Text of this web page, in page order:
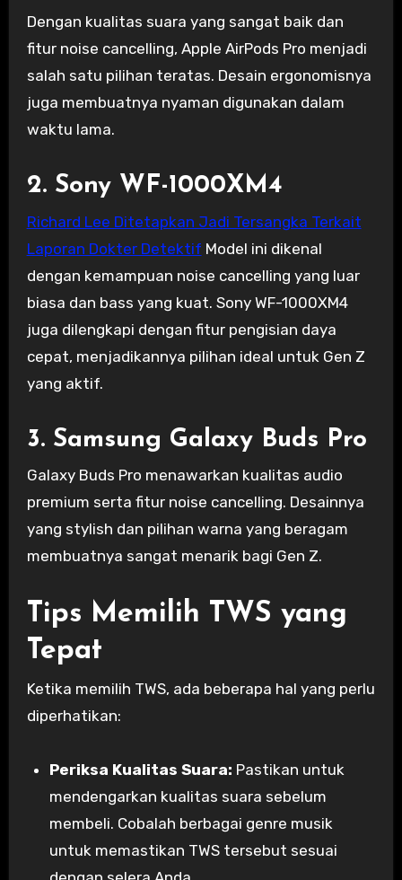
Dengan kualitas suara yang sangat baik dan
fitur noise cancelling, Apple AirPods Pro menjadi
salah satu pilihan teratas. Desain ergonomisnya
juga membuatnya nyaman digunakan dalam
waktu lama.
2. Sony WF-1000XM4
Richard Lee Ditetapkan Jadi Tersangka Terkait
Laporan Dokter Detektif Model ini dikenal
dengan kemampuan noise cancelling yang luar
biasa dan bass yang kuat. Sony WF-1000XM4
juga dilengkapi dengan fitur pengisian daya
cepat, menjadikannya pilihan ideal untuk Gen Z
yang aktif.
3. Samsung Galaxy Buds Pro
Galaxy Buds Pro menawarkan kualitas audio
premium serta fitur noise cancelling. Desainnya
yang stylish dan pilihan warna yang beragam
membuatnya sangat menarik bagi Gen Z.
Tips Memilih TWS yang
Tepat
Ketika memilih TWS, ada beberapa hal yang perlu
diperhatikan:
Periksa Kualitas Suara: Pastikan untuk
mendengarkan kualitas suara sebelum
membeli. Cobalah berbagai genre musik
untuk memastikan TWS tersebut sesuai